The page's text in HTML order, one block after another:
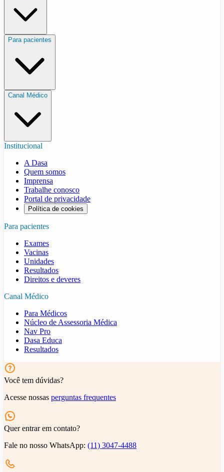
Para pacientes
Canal Médico
Institucional
A Dasa
Quem somos
Imprensa
Trabalhe conosco
Portal de privacidade
Política de cookies
Para pacientes
Exames
Vacinas
Unidades
Resultados
Direitos e deveres
Canal Médico
Para Médicos
Núcleo de Assessoria Médica
Nav Pro
Dasa Educa
Resultados
Você tem dúvidas?
Acesse nossas perguntas frequentes
Quer entrar em contato?
Fale no nosso WhatsApp: (11) 3047-4488